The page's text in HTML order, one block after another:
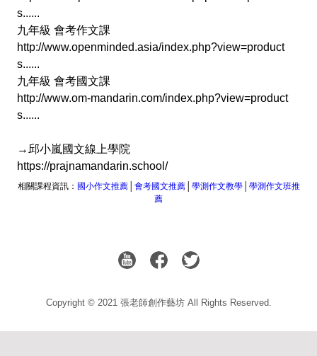
s......
九年級 會考作文課
http://www.openminded.asia/index.php?view=product
s......
九年級 會考國文課
http://www.om-mandarin.com/index.php?view=product
s......
→邱小嵐國文線上學院
https://prajnamandarin.school/
相關課程資訊： 國小作文推薦│ 會考國文推薦│ 學測作文教學│ 學測作文班推
薦
Copyright © 2021 張老師創作藝坊 All Rights Reserved.